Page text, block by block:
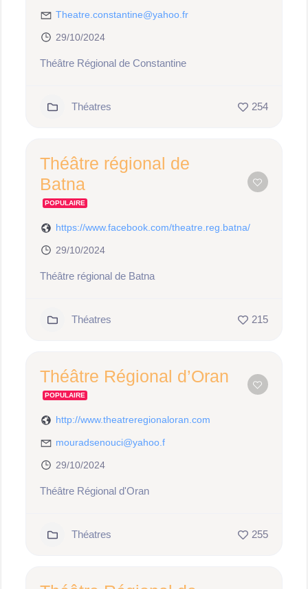
Theatre.constantine@yahoo.fr
29/10/2024
Théâtre Régional de Constantine
Théatres 254
Théâtre régional de
Batna
POPULAIRE
https://www.facebook.com/theatre.reg.batna/
29/10/2024
Théâtre régional de Batna
Théatres 215
Théâtre Régional d’Oran
POPULAIRE
http://www.theatreregionaloran.com
mouradsenouci@yahoo.f
29/10/2024
Théâtre Régional d'Oran
Théatres 255